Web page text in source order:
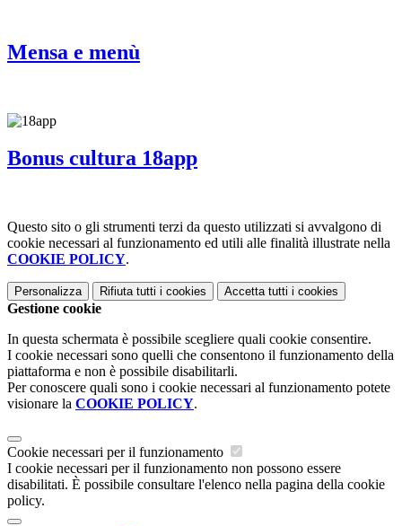
Mensa e menù
Bonus cultura 18app
Questo sito o gli strumenti terzi da questo utilizzati si avvalgono di
cookie necessari al funzionamento ed utili alle finalità illustrate nella
COOKIE POLICY.
Personalizza Rifiuta tutti i cookies Accetta tutti i cookies
Gestione cookie
In questa schermata è possibile scegliere quali cookie consentire.
I cookie necessari sono quelli che consentono il funzionamento della
piattaforma e non è possibile disabilitarli.
Per conoscere quali sono i cookie necessari al funzionamento potete
visionare la COOKIE POLICY.
Cookie necessari per il funzionamento
I cookie necessari per il funzionamento non possono essere
disabilitati. È possibile consultare l'elenco nella pagina della cookie
policy.